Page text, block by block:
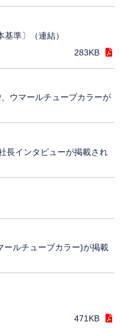
準〕（連結）
283KB
ウマールチューブカラーが
長インタビューが掲載され
ールチューブカラー)が掲載
471KB